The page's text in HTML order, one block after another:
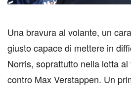
Una bravura al volante, un
giusto capace di mettere in
Norris, soprattutto nella lotta
contro Max Verstappen. Un